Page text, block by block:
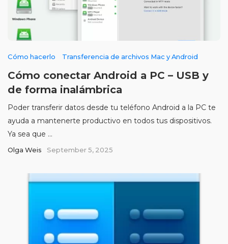
Cómo hacerlo Transferencia de archivos Mac y Android
Cómo conectar Android a PC – USB y
de forma inalámbrica
Poder transferir datos desde tu teléfono Android a la PC te
ayuda a mantenerte productivo en todos tus dispositivos.
Ya sea que ...
Olga Weis September 5, 2025